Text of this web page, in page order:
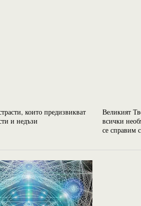
които предизвикват
и недъзи
Великият
всички
се справим